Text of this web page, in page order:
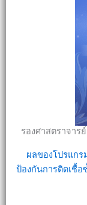
รองศาสตราจาร
ผลของโปรแกร
ป้องกันการติดเชื้อ